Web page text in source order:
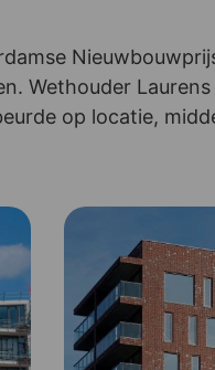
Wethouder
op locatie,